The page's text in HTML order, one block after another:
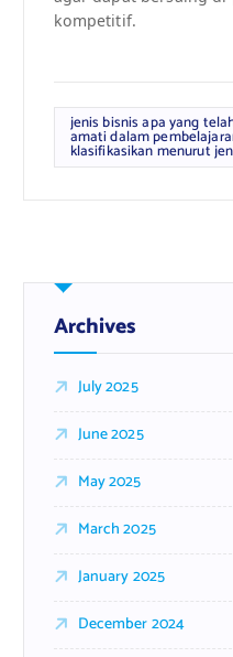
kompetitif.
jenis bisnis apa yang
amati dalam
klasifikasikan menurut
Archives
July 2025
June 2025
May 2025
March 2025
January 2025
December 2024